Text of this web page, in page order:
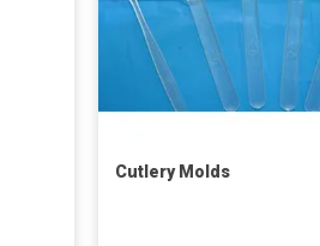
Cutlery Molds